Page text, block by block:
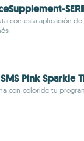
con esta aplicación
Pink Sparkle
con colorido tu